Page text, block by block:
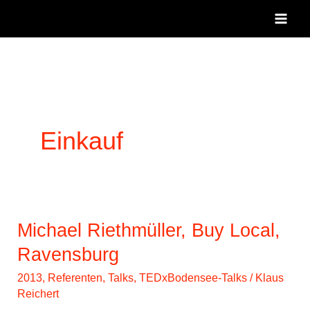
Einkauf
Michael Riethmüller, Buy Local,
Ravensburg
2013, Referenten,Talks,TEDxBodensee-Talks / Klaus
Reichert